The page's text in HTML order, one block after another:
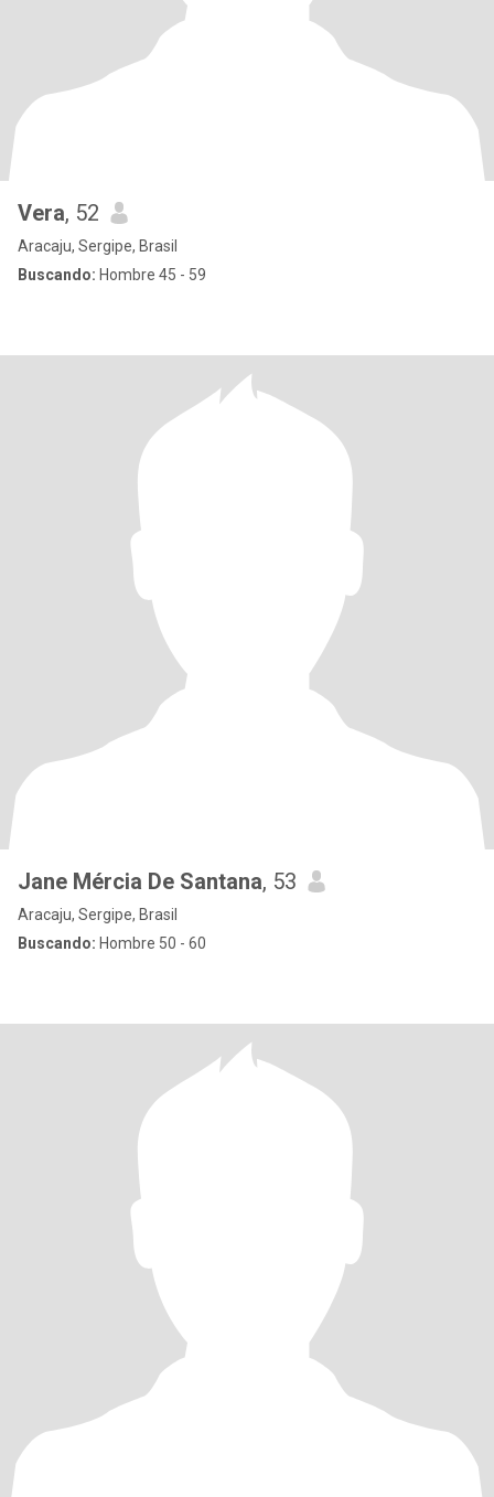
Vera, 52
Aracaju, Sergipe, Brasil
Buscando: Hombre 45 - 59
Jane Mércia De Santana, 53
Aracaju, Sergipe, Brasil
Buscando: Hombre 50 - 60